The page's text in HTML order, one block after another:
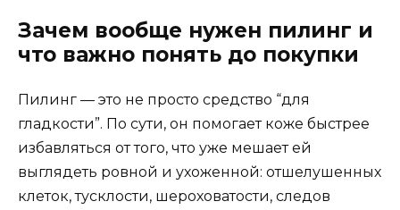
Зачем вообще нужен пилинг и
что важно понять до покупки
Пилинг — это не просто средство “для
гладкости”. По сути, он помогает коже быстрее
избавляться от того, что уже мешает ей
выглядеть ровной и ухоженной: отшелушенных
клеток, тусклости, шероховатости, следов